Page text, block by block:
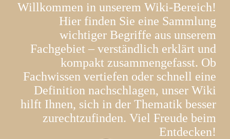
Willkommen in unserem Wiki-Bereich!
Hier finden Sie eine Sammlung
wichtiger Begriffe aus unserem
Fachgebiet – verständlich erklärt und
kompakt zusammengefasst. Ob
Fachwissen vertiefen oder schnell eine
Definition nachschlagen, unser Wiki
hilft Ihnen, sich in der Thematik besser
zurechtzufinden. Viel Freude beim
Entdecken!